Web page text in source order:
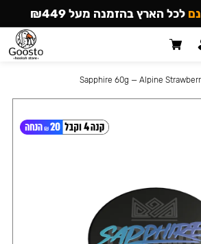
Sapphire 60g — Alpine
לכל הארץ בהזמנה מעל ₪449